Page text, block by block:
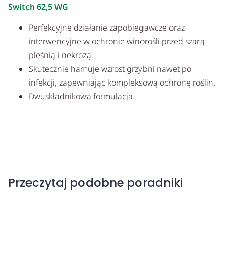
Switch 62,5 WG
Perfekcyjne działanie zapobiegawcze oraz
interwencyjne w ochronie winorośli przed szarą
pleśnią i nekrozą.
Skutecznie hamuje wzrost grzybni nawet po
infekcji, zapewniając kompleksową ochronę roślin.
Dwuskładnikowa formulacja.
Przeczytaj podobne poradniki